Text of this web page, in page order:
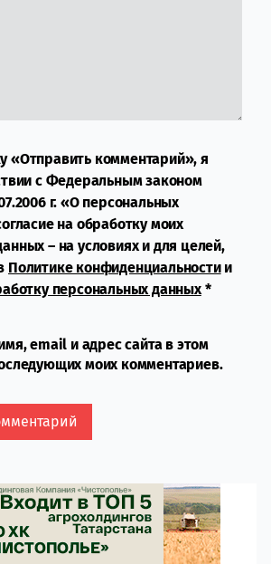
«Отправить комментарий», я
с Федеральным законом
г. «О персональных
на обработку моих
– на условиях и для целей,
Политике конфиденциальностии
персональных данных*
email и адрес сайта в этом
моих комментариев.